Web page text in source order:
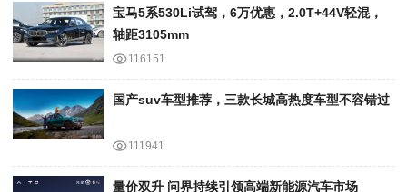
宝马5系530Li试驾，6万优惠，2.0T+44V轻混，
轴距3105mm
116151
国产suv车型推荐，三款长城高热度车型不容错过
111941
量价双升 问界持续引领高端新能源汽车市场